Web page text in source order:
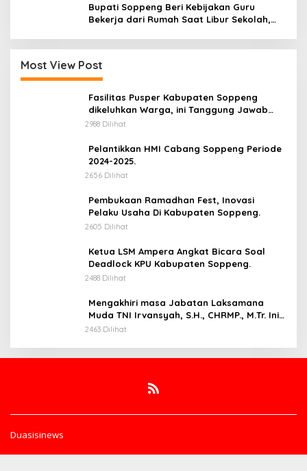
Bupati Soppeng Beri Kebijakan Guru
Bekerja dari Rumah Saat Libur Sekolah,
Most View Post
Fasilitas Pusper Kabupaten Soppeng
dikeluhkan Warga, ini Tanggung Jawab
Siapa.
2988 Dilihat
Pelantikkan HMI Cabang Soppeng Periode
2024-2025.
2656 Dilihat
Pembukaan Ramadhan Fest, Inovasi
Pelaku Usaha Di Kabupaten Soppeng.
2605 Dilihat
Ketua LSM Ampera Angkat Bicara Soal
Deadlock KPU Kabupaten Soppeng.
2488 Dilihat
Mengakhiri masa Jabatan Laksamana
Muda TNI Irvansyah, S.H., CHRMP., M.Tr. Ini
Pesannya.
2463 Dilihat
Duasisinews